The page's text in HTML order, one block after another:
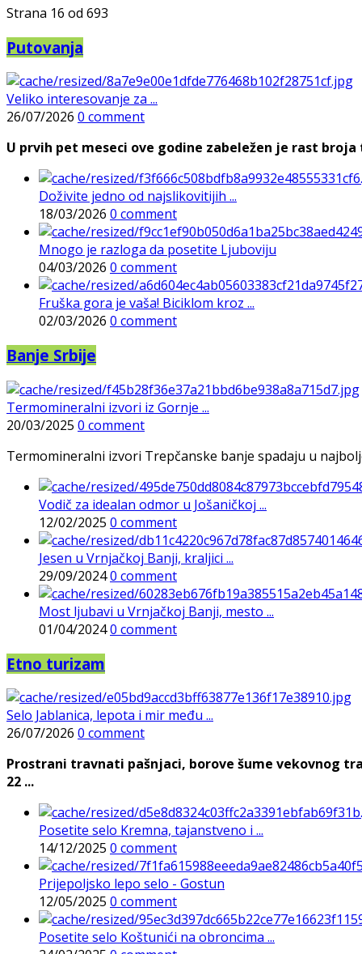
Strana 16 od 693
Putovanja
Veliko interesovanje za ...
26/07/2026 0 comment
U prvih pet meseci ove godine zabeležen je rast
Doživite jedno od najslikovitijih ...
18/03/2026 0 comment
Mnogo je razloga da posetite Ljuboviju
04/03/2026 0 comment
Fruška gora je vaša! Biciklom kroz ...
02/03/2026 0 comment
Banje Srbije
Termomineralni izvori iz Gornje ...
20/03/2025 0 comment
Termomineralni izvori Trepčanske banje spadaju u
Vodič za idealan odmor u Jošaničkoj ...
12/02/2025 0 comment
Jesen u Vrnjačkoj Banji, kraljici ...
29/09/20240 comment
Most ljubavi u Vrnjačkoj Banji, mesto ...
01/04/20240 comment
Etno turizam
Selo Jablanica, lepota i mir među ...
26/07/2026 0 comment
Prostrani travnati pašnjaci, borove šume vekovnog
22 ...
Posetite selo Kremna, tajanstveno i ...
14/12/2025 0 comment
Prijepoljsko lepo selo - Gostun
12/05/2025 0 comment
Posetite selo Koštunići na obroncima ...